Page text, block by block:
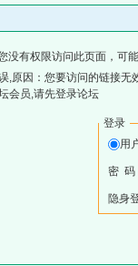
没有权限访问此页面，可
,原因：您要访问的链接无
会员,请先登录论坛
登录
用
密 码
隐身